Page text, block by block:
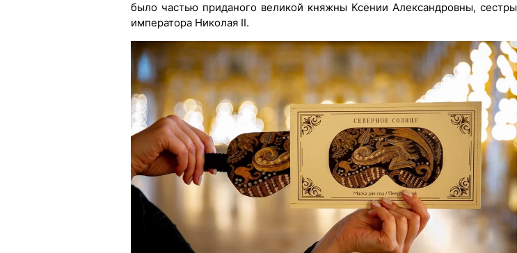
было частью приданого великой княжны Ксении Александровны, сестры
императора Николая II.